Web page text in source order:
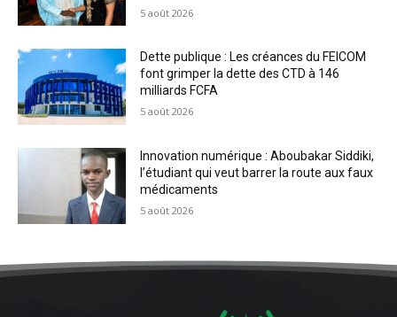
5 août 2026
Dette publique : Les créances du FEICOM
font grimper la dette des CTD à 146
milliards FCFA
5 août 2026
Innovation numérique : Aboubakar Siddiki,
l’étudiant qui veut barrer la route aux faux
médicaments
5 août 2026